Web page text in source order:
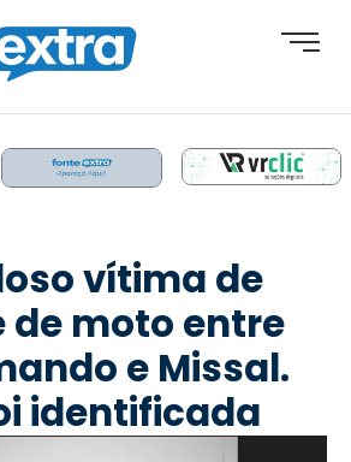
vítima de
de moto entre
e Missal.
identificada